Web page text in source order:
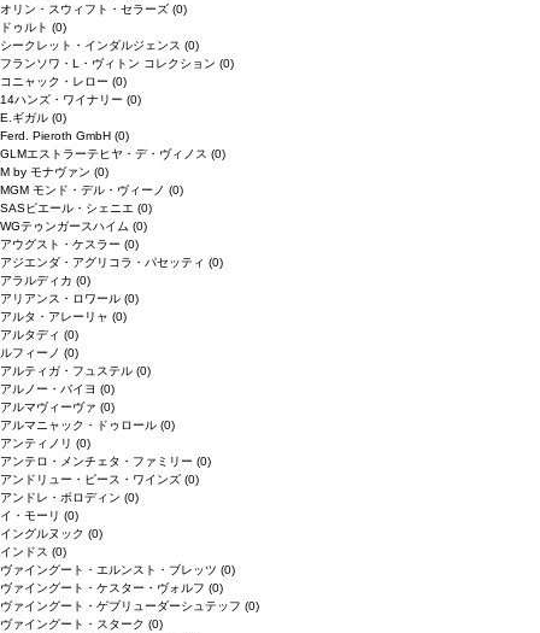
オリン・スウィフト・セラーズ (0)
ドゥルト (0)
シークレット・インダルジェンス (0)
フランソワ・L・ヴィトン コレクション (0)
コニャック・レロー (0)
14ハンズ・ワイナリー (0)
E.ギガル (0)
Ferd. Pieroth GmbH (0)
GLMエストラーテヒヤ・デ・ヴィノス (0)
M by モナヴァン (0)
MGM モンド・デル・ヴィーノ (0)
SASピエール・シェニエ (0)
WGテゥンガースハイム (0)
アウグスト・ケスラー (0)
アジエンダ・アグリコラ・パセッティ (0)
アラルディカ (0)
アリアンス・ロワール (0)
アルタ・アレーリャ (0)
アルタディ (0)
ルフィーノ (0)
アルティガ・フュステル (0)
アルノー・バイヨ (0)
アルマヴィーヴァ (0)
アルマニャック・ドゥロール (0)
アンティノリ (0)
アンテロ・メンチェタ・ファミリー (0)
アンドリュー・ピース・ワインズ (0)
アンドレ・ボロディン (0)
イ・モーリ (0)
イングルヌック (0)
インドス (0)
ヴァイングート・エルンスト・ブレッツ (0)
ヴァイングート・ケスター・ヴォルフ (0)
ヴァイングート・ゲブリューダーシュテッフ (0)
ヴァイングート・スターク (0)